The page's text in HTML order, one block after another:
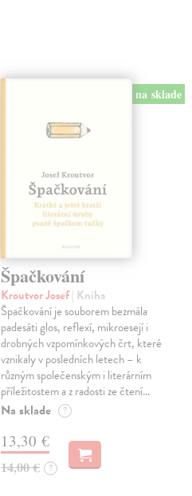
na sklade
Špačkování
Kroutvor Josef| Kniha
Špačkování je souborem bezmála
padesáti glos, reflexí, mikroesejí i
drobných vzpomínkových črt, které
vznikaly v posledních letech – k
různým společenským i literárním
příležitostem a z radosti ze čtení…
Na sklade ?
13,30 €
14,00 € ?